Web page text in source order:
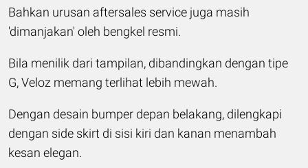
Bahkan urusan aftersales service juga masih
'dimanjakan' oleh bengkel resmi.
Bila menilik dari tampilan, dibandingkan dengan tipe
G, Veloz memang terlihat lebih mewah.
Dengan desain bumper depan belakang, dilengkapi
dengan side skirt di sisi kiri dan kanan menambah
kesan elegan.